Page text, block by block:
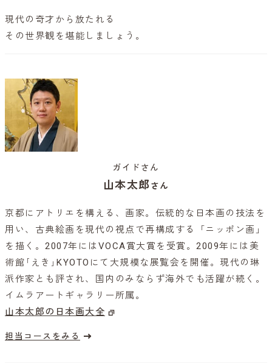
現代の奇才から放たれる
その世界観を堪能しましょう。
ガイドさん
山本太郎 さん
京都にアトリエを構える、画家。伝統的な日本画の技法を
用い、古典絵画を現代の視点で再構成する「ニッポン画」
を描く。2007年にはVOCA賞大賞を受賞。2009年には美
術館｢えき｣KYOTOにて大規模な展覧会を開催。現代の琳
派作家とも評され、国内のみならず海外でも活躍が続く。
イムラアートギャラリー所属。
山本太郎の日本画大全
担当コースをみる